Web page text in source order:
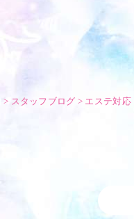
> スタッフブログ > エステ対応